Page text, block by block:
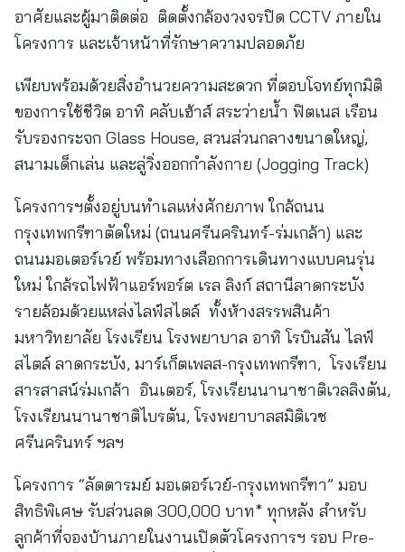
อาศัยและผู้มาติดต่อ ติดตั้งกล้องวงจรปิด CCTV ภายใน
โครงการ และเจ้าหน้าที่รักษาความปลอดภัย
เพียบพร้อมด้วยสิ่งอำนวยความสะดวก ที่ตอบโจทย์ทุกมิติ
ของการใช้ชีวิต อาทิ คลับเฮ้าส์ สระว่ายน้ำ ฟิตเนส เรือน
รับรองกระจก Glass House, สวนส่วนกลางขนาดใหญ่,
สนามเด็กเล่น และลู่วิ่งออกกำลังกาย (Jogging Track)
โครงการฯตั้งอยู่บนทำเลแห่งศักยภาพ ใกล้ถนน
กรุงเทพกรีฑาตัดใหม่ (ถนนศรีนครินทร์-ร่มเกล้า) และ
ถนนมอเตอร์เวย์ พร้อมทางเลือกการเดินทางแบบคนรุ่น
ใหม่ ใกล้รถไฟฟ้าแอร์พอร์ต เรล ลิงก์ สถานีลาดกระบัง
รายล้อมด้วยแหล่งไลฟ์สไตล์ ทั้งห้างสรรพสินค้า
มหาวิทยาลัย โรงเรียน โรงพยาบาล อาทิ โรบินสัน ไลฟ์
สไตล์ ลาดกระบัง, มาร์เก็ตเพลส-กรุงเทพกรีฑา, โรงเรียน
สารสาสน์ร่มเกล้า อินเตอร์, โรงเรียนนานาชาติเวลลิงตัน,
โรงเรียนนานาชาติไบรตัน, โรงพยาบาลสมิติเวช
ศรีนครินทร์ ฯลฯ
โครงการ “ลัดดารมย์ มอเตอร์เวย์-กรุงเทพกรีฑา” มอบ
สิทธิพิเศษ รับส่วนลด 300,000 บาท* ทุกหลัง สำหรับ
ลูกค้าที่จองบ้านภายในงานเปิดตัวโครงการฯ รอบ Pre-